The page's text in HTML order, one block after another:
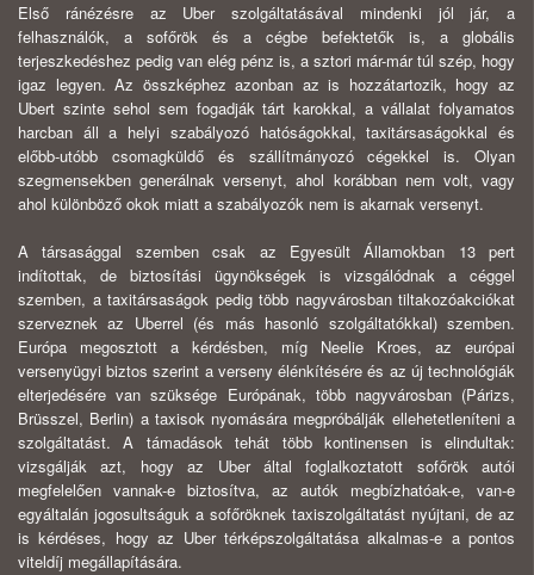
Első ránézésre az Uber szolgáltatásával mindenki jól jár, a
felhasználók, a sofőrök és a cégbe befektetők is, a globális
terjeszkedéshez pedig van elég pénz is, a sztori már-már túl szép, hogy
igaz legyen. Az összképhez azonban az is hozzátartozik, hogy az
Ubert szinte sehol sem fogadják tárt karokkal, a vállalat folyamatos
harcban áll a helyi szabályozó hatóságokkal, taxitársaságokkal és
előbb-utóbb csomagküldő és szállítmányozó cégekkel is. Olyan
szegmensekben generálnak versenyt, ahol korábban nem volt, vagy
ahol különböző okok miatt a szabályozók nem is akarnak versenyt.
A társasággal szemben csak az Egyesült Államokban 13 pert
indítottak, de biztosítási ügynökségek is vizsgálódnak a céggel
szemben, a taxitársaságok pedig több nagyvárosban tiltakozóakciókat
szerveznek az Uberrel (és más hasonló szolgáltatókkal) szemben.
Európa megosztott a kérdésben, míg Neelie Kroes, az európai
versenyügyi biztos szerint a verseny élénkítésére és az új technológiák
elterjedésére van szüksége Európának, több nagyvárosban (Párizs,
Brüsszel, Berlin) a taxisok nyomására megpróbálják ellehetetleníteni a
szolgáltatást. A támadások tehát több kontinensen is elindultak:
vizsgálják azt, hogy az Uber által foglalkoztatott sofőrök autói
megfelelően vannak-e biztosítva, az autók megbízhatóak-e, van-e
egyáltalán jogosultságuk a sofőröknek taxiszolgáltatást nyújtani, de az
is kérdéses, hogy az Uber térképszolgáltatása alkalmas-e a pontos
viteldíj megállapítására.